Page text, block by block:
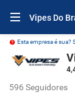
Vipes Do
Esta empresa é sua?
596 Seguidores